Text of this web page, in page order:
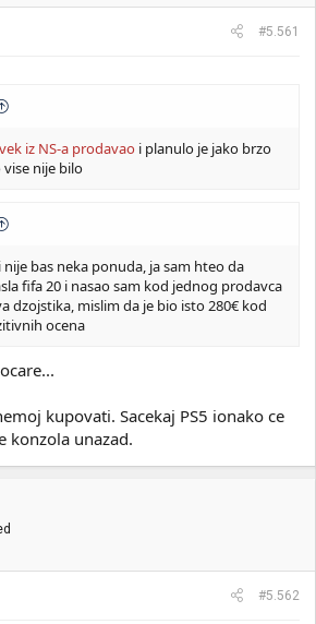
#5.561
iz NS-a prodavao i planulo je jako brzo
nije bilo
bas neka ponuda, ja sam hteo da
fifa 20 i nasao sam kod jednog prodavca
dzojstika, mislim da je bio isto 280€ kod
ocena
kupovati. Sacekaj PS5 ionako ce
konzola unazad.
#5.562